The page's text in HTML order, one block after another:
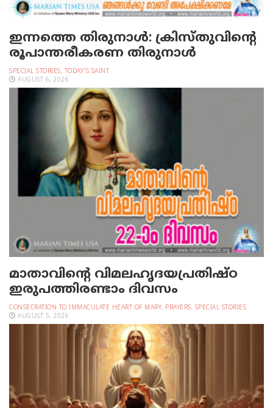
ഇന്നത്തെ തിരുനാള്‍: ക്രിസ്തുവിന്റെ
രൂപാന്തരീകരണ തിരുനാള്‍
SPECIAL STORIES, TODAY'S SAINT
AUGUST 6, 2026
മാതാവിന്റെ വിമലഹൃദയപ്രതിഷ്ഠ
ഇരുപത്തിരണ്ടാം ദിവസം
CONSECRATION TO IMMACULATE HEART OF MARY, PRAYERS, SPECIAL STORIES
AUGUST 5, 2026